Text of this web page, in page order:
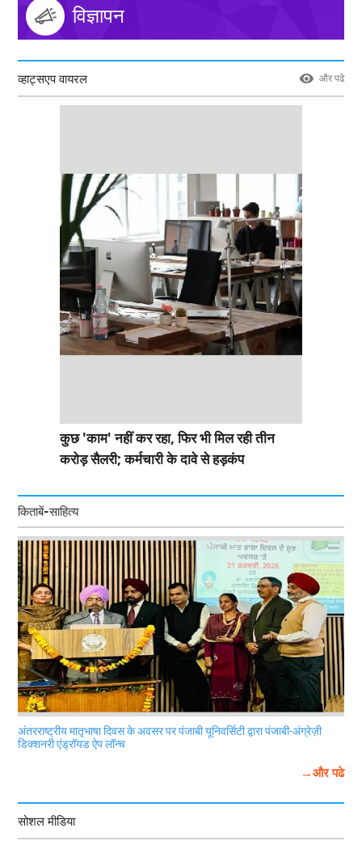
विज्ञापन
व्हाट्सएप वायरल और पढे
कुछ 'काम' नहीं कर रहा, फिर भी मिल रही तीन
करोड़ सैलरी; कर्मचारी के दावे से हड़कंप
किताबें-साहित्य
अंतरराष्ट्रीय मातृभाषा दिवस के अवसर पर पंजाबी यूनिवर्सिटी द्वारा पंजाबी-अंग्रेज़ी
डिक्शनरी एंड्रॉयड ऐप लॉन्च
→और पढे
सोशल मीडिया